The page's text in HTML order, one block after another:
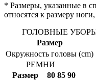
* Размеры, указанные в
относятся к размеру
ГОЛОВНЫЕ
Размер
Окружность головы (cm)
РЕМНИ
Размер
80 85 90